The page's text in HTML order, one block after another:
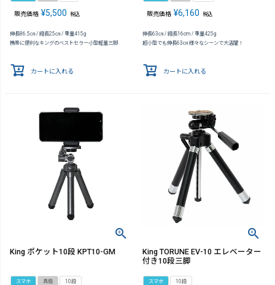
販売価格 ¥5,500 税込
伸長86.5㎝ / 縮長25㎝ / 重量415g
携帯に便利なキングのベストセラー小型軽量三脚
カートに入れる
販売価格 ¥6,160 税込
伸長63㎝ / 縮長16cm / 重量425g
超小型でも伸長63㎝ 様々なシーンで大活躍！
カートに入れる
King ポケット10段 KPT10-GM
スマホ 真鍮 10段
King TORUNE EV-10 エレベーター
付き10段三脚
スマホ 10段